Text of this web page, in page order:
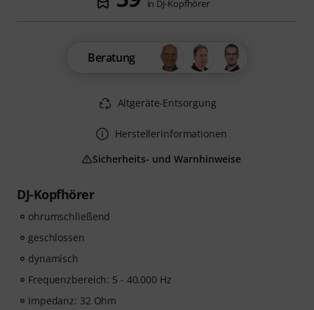
DJ-Kopfhörer
ohrumschließend
geschlossen
dynamisch
Frequenzbereich: 5 - 40.000 Hz
Impedanz: 32 Ohm
in DJ-Kopfhörer
Beratung
Altgeräte-Entsorgung
Herstellerinformationen
Sicherheits- und Warnhinweise